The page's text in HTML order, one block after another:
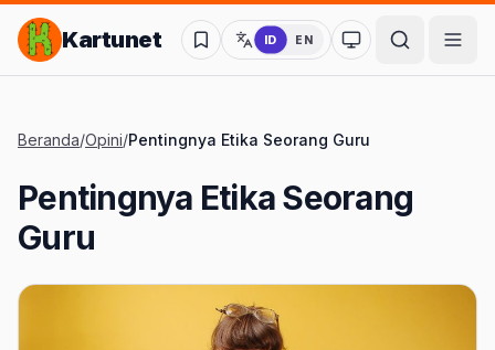
Lompat ke Konten Utama
Kartunet ID EN
Ubah ke mode
Beranda/Opini/Pentingnya Etika Seorang Guru
Pentingnya Etika Seorang
Guru